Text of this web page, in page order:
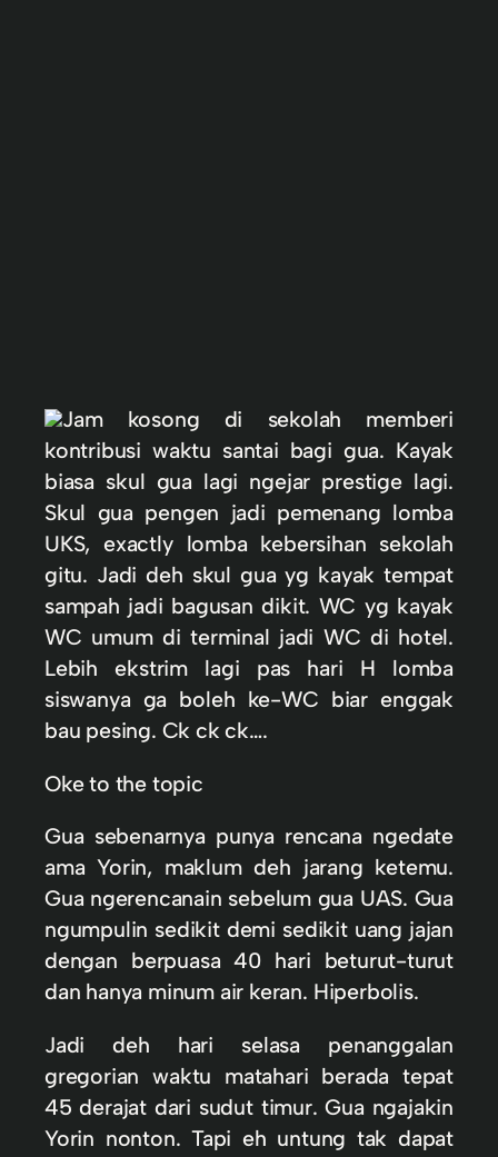
Jam kosong di sekolah memberi
kontribusi waktu santai bagi gua. Kayak
biasa skul gua lagi ngejar prestige lagi.
Skul gua pengen jadi pemenang lomba
UKS, exactly lomba kebersihan sekolah
gitu. Jadi deh skul gua yg kayak tempat
sampah jadi bagusan dikit. WC yg kayak
WC umum di terminal jadi WC di hotel.
Lebih ekstrim lagi pas hari H lomba
siswanya ga boleh ke-WC biar enggak
bau pesing. Ck ck ck….
Oke to the topic
Gua sebenarnya punya rencana ngedate
ama Yorin, maklum deh jarang ketemu.
Gua ngerencanain sebelum gua UAS. Gua
ngumpulin sedikit demi sedikit uang jajan
dengan berpuasa 40 hari beturut-turut
dan hanya minum air keran. Hiperbolis.
Jadi deh hari selasa penanggalan
gregorian waktu matahari berada tepat
45 derajat dari sudut timur. Gua ngajakin
Yorin nonton. Tapi eh untung tak dapat